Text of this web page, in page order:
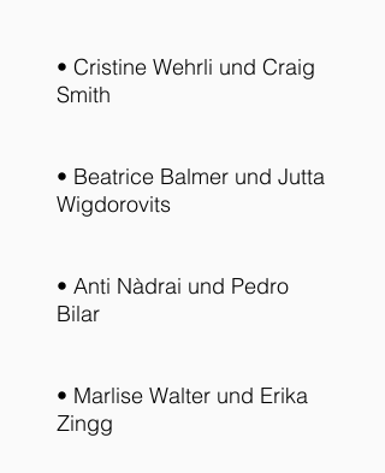
• Cristine Wehrli und Craig
Smith
• Beatrice Balmer und Jutta
Wigdorovits
• Anti Nàdrai und Pedro
Bilar
• Marlise Walter und Erika
Zingg